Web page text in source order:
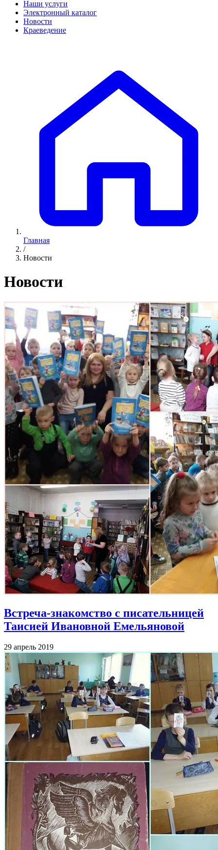
Наши услуги
Электронный каталог
Новости
Краеведение
Главная
/
Новости
Новости
Встреча-знакомство с писательницей
Таисией Ивановной Емельяновой
29 апрель 2019